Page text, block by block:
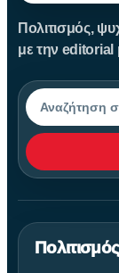
Πολιτισμός,
με την editorial
Αναζήτηση
Πολιτισμός